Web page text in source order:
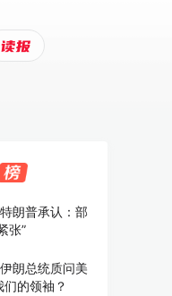
朗普承认：部
张”
朗总统质问美
的领袖？